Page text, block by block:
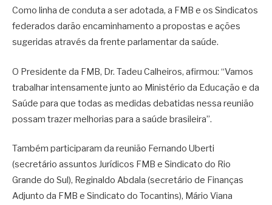
Como linha de conduta a ser adotada, a FMB e os Sindicatos
federados darão encaminhamento a propostas e ações
sugeridas através da frente parlamentar da saúde.
O Presidente da FMB, Dr. Tadeu Calheiros, afirmou: “Vamos
trabalhar intensamente junto ao Ministério da Educação e da
Saúde para que todas as medidas debatidas nessa reunião
possam trazer melhorias para a saúde brasileira”.
Também participaram da reunião Fernando Uberti
(secretário assuntos Jurídicos FMB e Sindicato do Rio
Grande do Sul), Reginaldo Abdala (secretário de Finanças
Adjunto da FMB e Sindicato do Tocantins), Mário Viana